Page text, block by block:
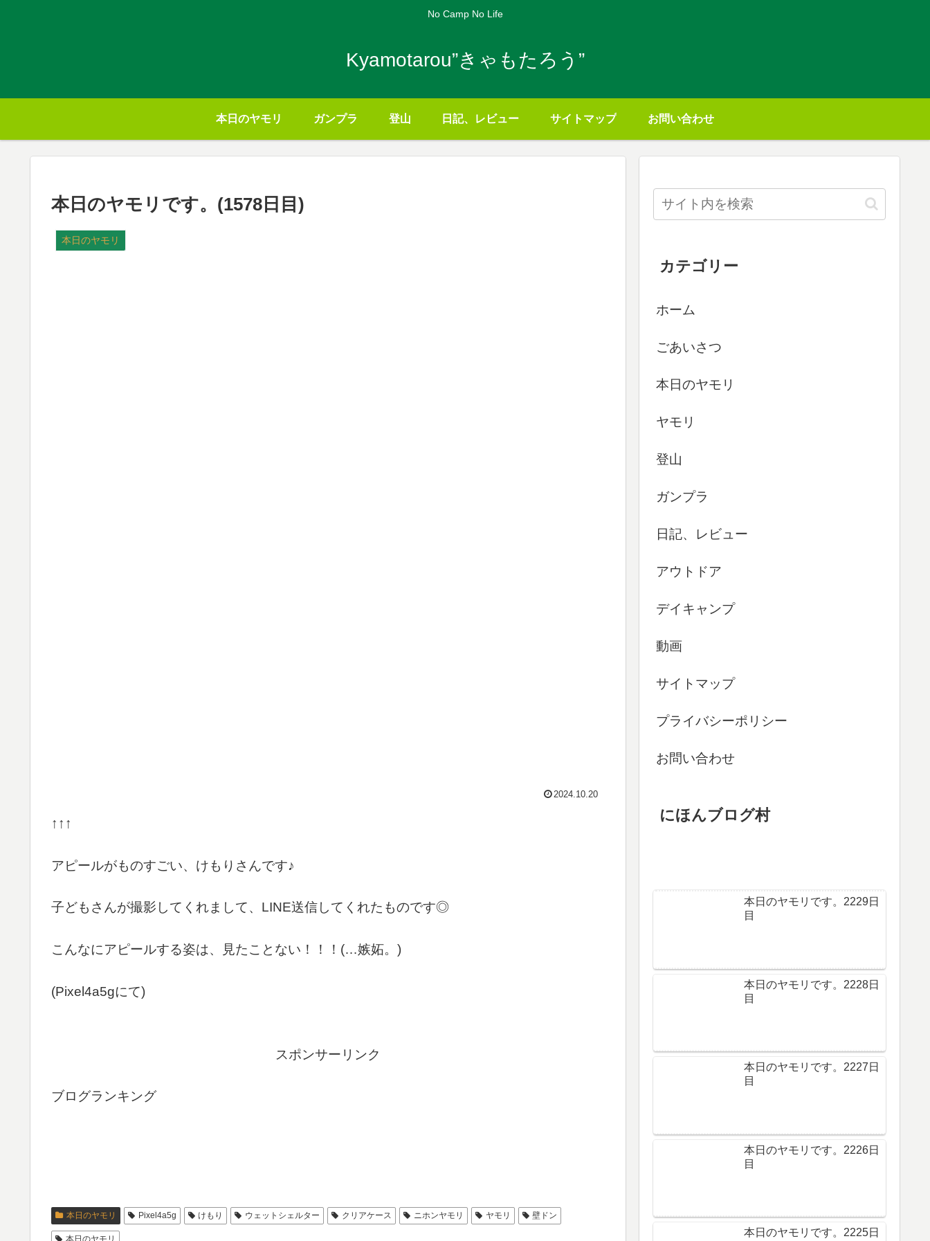
No Camp No Life
Kyamotarou”きゃもたろう”
本日のヤモリ ガンプラ 登山 日記、レビュー サイトマップ お問い合わせ
本日のヤモリです。(1578日目)
本日のヤモリ
2024.10.20
↑↑↑
アピールがものすごい、けもりさんです♪
子どもさんが撮影してくれまして、LINE送信してくれたものです◎
こんなにアピールする姿は、見たことない！！！(…嫉妬。)
(Pixel4a5gにて)
スポンサーリンク
ブログランキング
本日のヤモリ Pixel4a5g けもり ウェットシェルター クリアケース ニホンヤモリ ヤモリ 壁ドン
カテゴリー
ホーム
ごあいさつ
本日のヤモリ
ヤモリ
登山
ガンプラ
日記、レビュー
アウトドア
デイキャンプ
動画
サイトマップ
プライバシーポリシー
お問い合わせ
にほんブログ村
本日のヤモリです。2229日
目
本日のヤモリです。2228日
目
本日のヤモリです。2227日
目
本日のヤモリです。2226日
目
本日のヤモリです。2225日